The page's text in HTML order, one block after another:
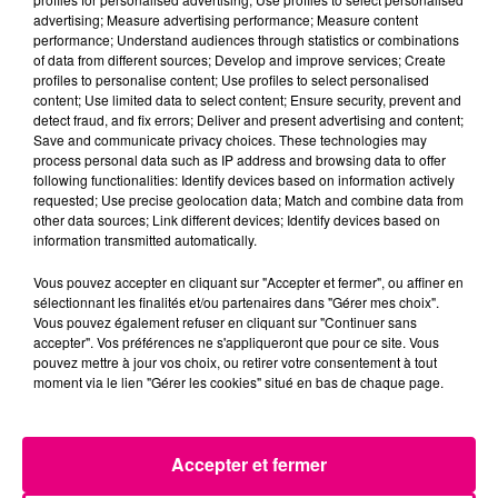
10 avril 2026
INCENDIE : UN MORT & DEUX BLESSÉS
GRAVES AUX PRADETTES
Nuit d'horreur aux Pradettes, où 11 victimes sont à
déplorer dans l'incendie d'un immeuble de cinq
absolue.
advertising; Measure advertising performance; Measure content
performance; Understand audiences through statistics or combinations
of data from different sources; Develop and improve services; Create
profiles to personalise content; Use profiles to select personalised
content; Use limited data to select content; Ensure security, prevent and
detect fraud, and fix errors; Deliver and present advertising and content;
Save and communicate privacy choices. These technologies may
process personal data such as IP address and browsing data to offer
following functionalities: Identify devices based on information actively
requested; Use precise geolocation data; Match and combine data from
other data sources; Link different devices; Identify devices based on
information transmitted automatically.
Vous pouvez accepter en cliquant sur "Accepter et fermer", ou affiner en
sélectionnant les finalités et/ou partenaires dans "Gérer mes choix".
Vous pouvez également refuser en cliquant sur "Continuer sans
accepter". Vos préférences ne s'appliqueront que pour ce site. Vous
pouvez mettre à jour vos choix, ou retirer votre consentement à tout
moment via le lien "Gérer les cookies" situé en bas de chaque page.
Accepter et fermer